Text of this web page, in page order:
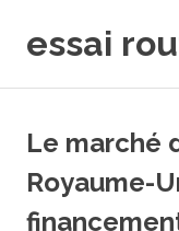
essai
Le marché
Royaume-